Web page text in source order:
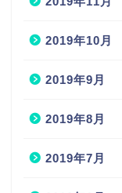
2019年10月
2019年9月
2019年8月
2019年7月